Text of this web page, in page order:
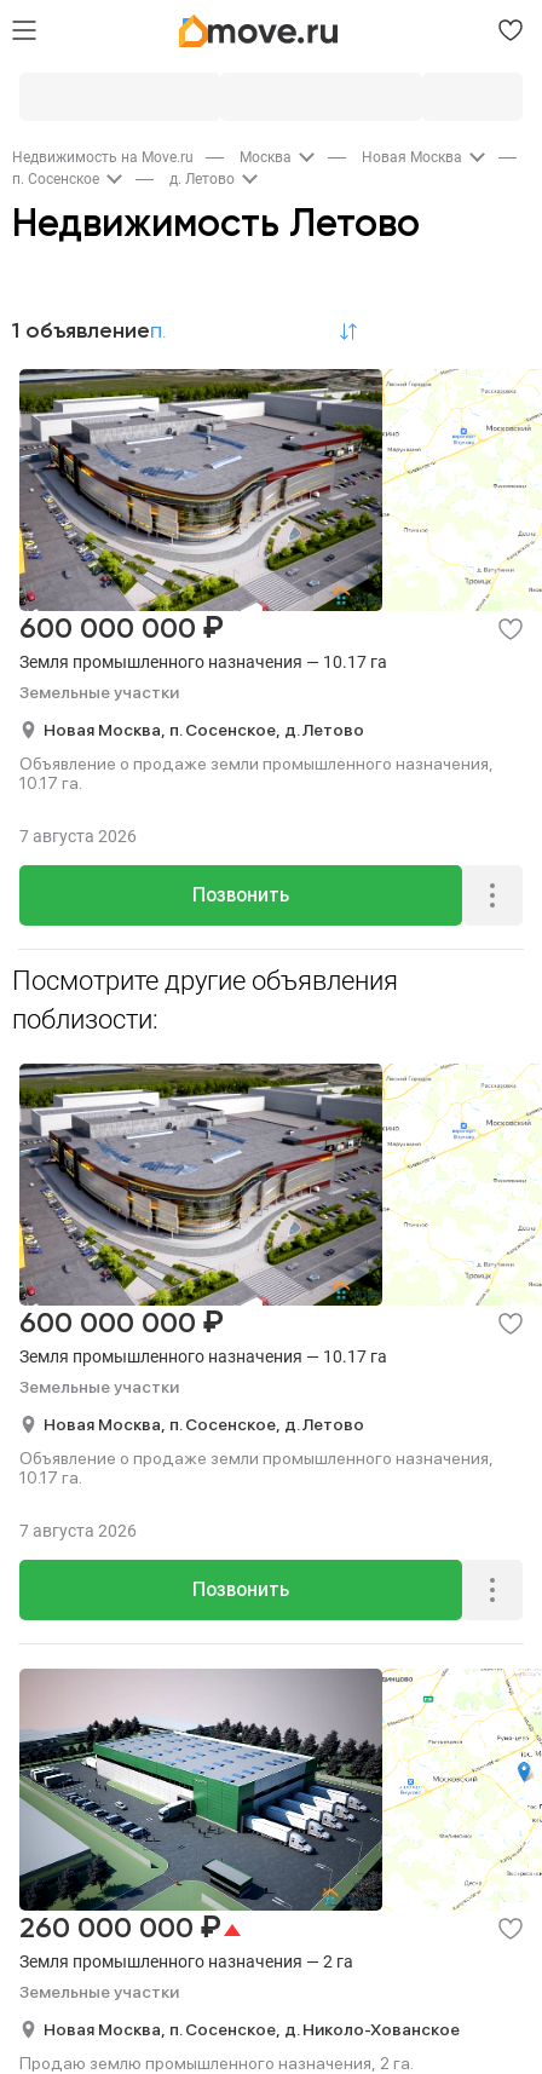
Недвижимость на Move.ru Москва
Новая Москва
п. Сосенское
д. Летово
Недвижимость Летово
1 объявление
Земля промышленного назначения — 10.17 га
Земельные участки
600 000 000 ₽
Новая Москва, п. Сосенское, д. Летово
Объявление о продаже земли промышленного назначения,
10.17 га.
Позвонить
7 августа 2026
Посмотрите другие объявления
поблизости:
Земля промышленного назначения — 10.17 га
Земельные участки
600 000 000 ₽
Новая Москва, п. Сосенское, д. Летово
Объявление о продаже земли промышленного назначения,
10.17 га.
Позвонить
7 августа 2026
Земля промышленного назначения — 2 га
Земельные участки
260 000 000 ₽
Новая Москва, п. Сосенское, д. Николо-Хованское
Продаю землю промышленного назначения, 2 га.